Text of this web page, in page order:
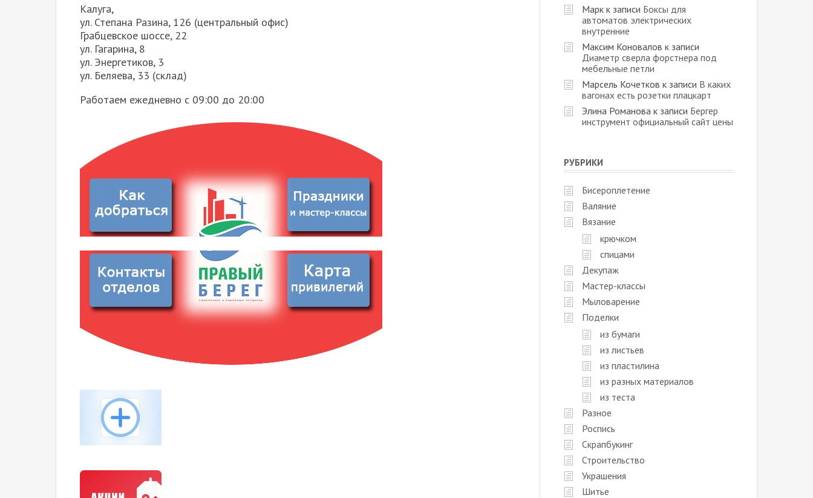
Калуга,
ул. Степана Разина, 126 (центральный офис)
Грабцевское шоссе, 22
ул. Гагарина, 8
ул. Энергетиков, 3
ул. Беляева, 33 (склад)
Работаем ежедневно с 09:00 до 20:00
Марк к записи Боксы для
автоматов электрических
внутренние
Максим Коновалов к записи
Диаметр сверла форстнера под
мебельные петли
Марсель Кочетков к записи В каких
вагонах есть розетки плацкарт
Элина Романова к записи Бергер
инструмент официальный сайт цены
РУБРИКИ
Бисероплетение
Валяние
Вязание
крючком
спицами
Декупаж
Мастер-классы
Мыловарение
Поделки
из бумаги
из листьев
из пластилина
из разных материалов
из теста
Разное
Роспись
Скрапбукинг
Строительство
Украшения
Шитье